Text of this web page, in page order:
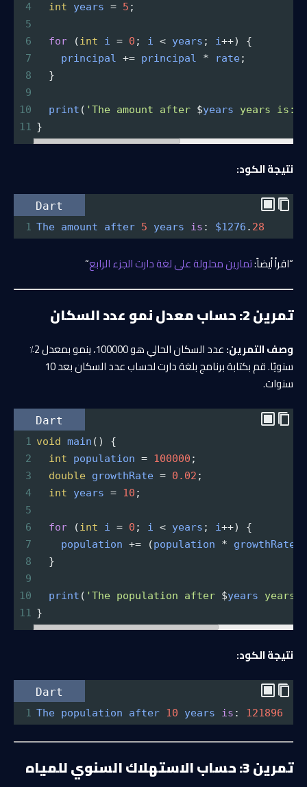
4
int years = 5 ;
5
6
for (int i = 0 ; i < years ; i++) {
7
principal += principal * rate;
8
  }
9
10
print ( 'The amount after $years
years is:
11 }
نتيجة الكود:
Dart
1 The amount after 5 years is : $1276 . 28
“اقرأ أيضاً:تمارين محلولة على لغة دارت الجزء الرابع“
تمرين 2: حساب معدل نمو عدد السكان
وصف التمرين:
عدد السكان الحالي هو 100000، ينمو بمعدل 2٪
سنويًا. قم بكتابة برنامج بلغة دارت لحساب عدد السكان بعد 10
سنوات.
Dart
1 void main () {
2
int population = 100000 ;
3
double growthRate = 0.02 ;
4
int years = 10 ;
5
6
for (int i = 0 ; i < years ; i++) {
7
population += (population * growthRate
8
  }
9
10
print ( 'The population after $years
11 }
نتيجة الكود:
Dart
1 The population after 10 years is : 121896
تمرين 3: حساب الاستهلاك السنوي للمياه